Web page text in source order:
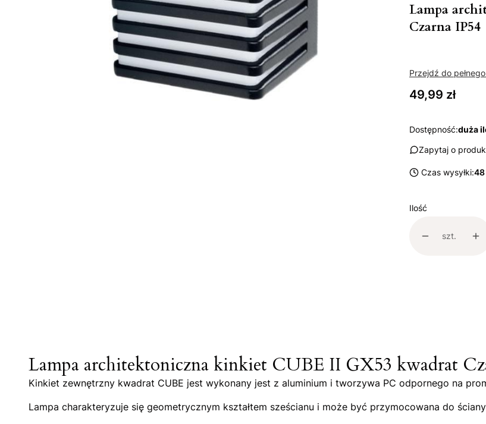
Lampa
Czarna IP54
Przejdź do
Cena
49,99 zł
Dostępność:duża
Zapytaj o
Czas wysyłki:
Ilość
szt.
Lampa architektoniczna kinkiet CUBE II GX53 kwadrat
Kinkiet zewnętrzny kwadrat CUBE jest wykonany jest z aluminium i tworzywa PC odpornego na
Lampa charakteryzuje się geometrycznym kształtem sześcianu i może być przymocowana do